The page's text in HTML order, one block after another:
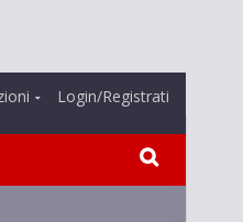
Login/Registrati